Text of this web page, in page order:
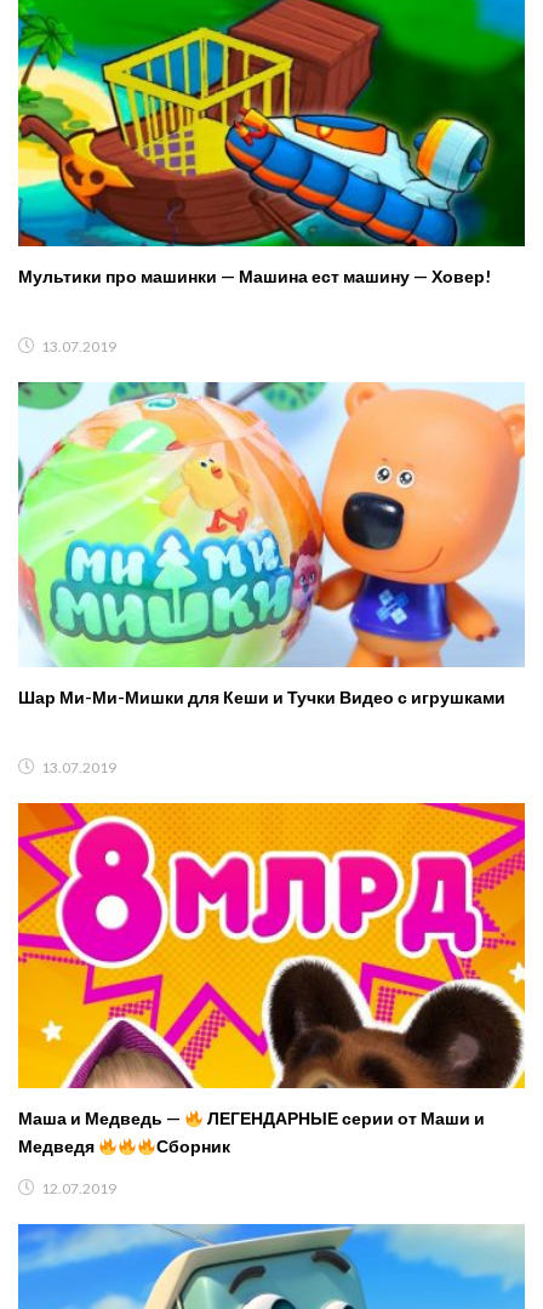
Мультики про машинки — Машина ест машину — Ховер!
13.07.2019
Шар Ми-Ми-Мишки для Кеши и Тучки Видео с игрушками
13.07.2019
Маша и Медведь —
ЛЕГЕНДАРНЫЕ серии от Маши и
Медведя
Сборник
12.07.2019